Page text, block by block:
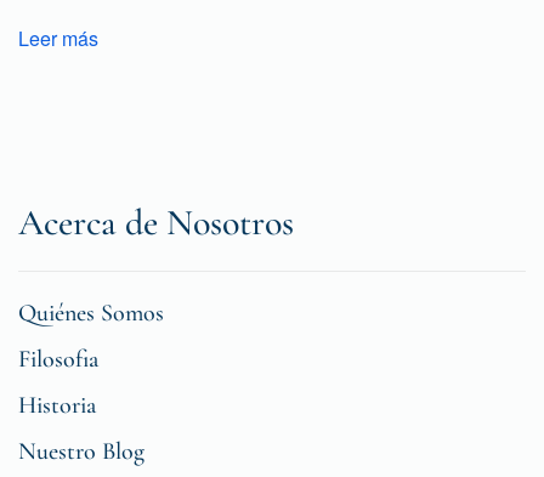
Leer más
Acerca de Nosotros
Quiénes Somos
Filosofia
Historia
Nuestro Blog